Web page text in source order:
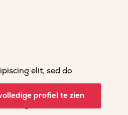
elit, sed do
elit, sed do
elit, sed do
profiel te zien